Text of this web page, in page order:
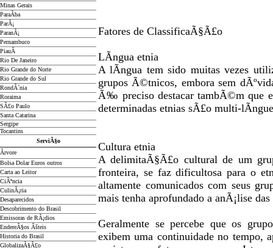
Minas Gerais
ParaÃ­ba
ParÃ¡
ParanÃ¡
Pernambuco
PiauÃ­
Rio De Janeiro
Rio Grande do Norte
Rio Grande do Sul
RondÃ´nia
Roraima
SÃ£o Paulo
Santa Catarina
Sergipe
Tocantins
ServiÃ§o
Ãrvore
Bolsa Dolar Euros outros
Carta ao Leitor
CiÃªncia
CulinÃ¡ria
Desaparecidos
Descobrimento do Brasil
Emissoras de RÃ¡dios
EndereÃ§os Ãšteis
Historia do Brasil
GlobalizaÃ§Ã£o
Fatores de ClassificaÃ§Ã£o
LÃ­ngua etnia
A lÃ­ngua tem sido muitas vezes
grupos Ã©tnicos, embora sem
Ã‰ preciso destacar tambÃ©m que
determinadas etnias sÃ£o multi-
Cultura etnia
A delimitaÃ§Ã£o cultural de um
fronteira, se faz dificultosa para o
altamente comunicados com seus
mais tenha aprofundado a anÃ¡lise
Geralmente se percebe que os
exibem uma continuidade no tempo,